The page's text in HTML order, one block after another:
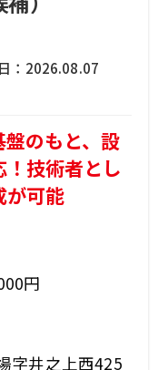
： 2026.08.07
盤のもと、設
技術者とし
が可能
円
字井之上西425